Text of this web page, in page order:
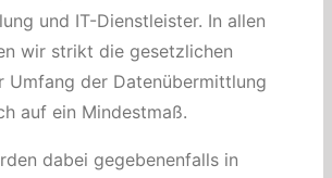
und IT-Dienstleister. In allen
wir strikt die gesetzlichen
Umfang der Datenübermittlung
auf ein Mindestmaß.
dabei gegebenenfalls in